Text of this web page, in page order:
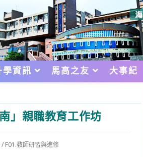
學資訊 馬高之友 大事紀
」親職教育工作坊
/ F01.教師研習與進修